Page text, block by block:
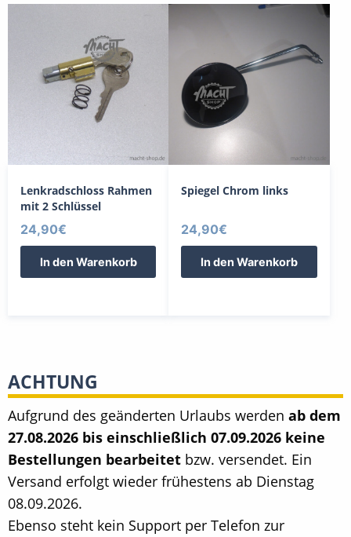
Lenkradschloss Rahmen
mit 2 Schlüssel
24,90€
In den Warenkorb
Spiegel Chrom links
24,90€
In den Warenkorb
ACHTUNG
Aufgrund des geänderten Urlaubs werden ab dem
27.08.2026 bis einschließlich 07.09.2026 keine
Bestellungen bearbeitet bzw. versendet. Ein
Versand erfolgt wieder frühestens ab Dienstag
08.09.2026.
Ebenso steht kein Support per Telefon zur